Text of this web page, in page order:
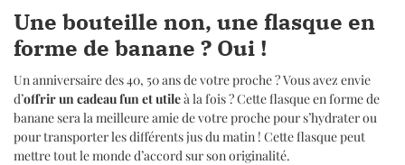
Une bouteille non, une flasque en
forme de banane ? Oui !
Un anniversaire des 40, 50 ans de votre proche ? Vous avez envie
d’offrir un cadeau fun et utileà la fois ? Cette flasque en forme de
banane sera la meilleure amie de votre proche pour s’hydrater ou
pour transporter les différents jus du matin ! Cette flasque peut
mettre tout le monde d’accord sur son originalité.